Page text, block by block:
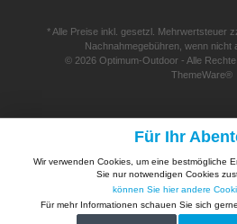
* Alle Preise inkl. gesetzl. Mehrwertsteuer
Nachnahmegebühren, wenn nicht
© 2026 Optimum-Outdoor - Alle
ThemeWare®
Für Ihr
Wir verwenden Cookies, um eine bestmögliche
Sie nur notwendigen Cookies
können Sie hier andere
Für mehr Informationen schauen Sie sich